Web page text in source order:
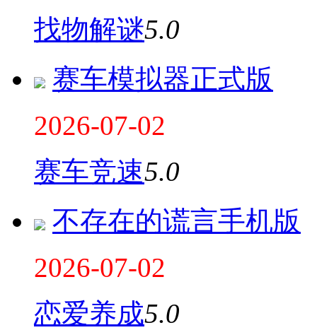
找物解谜5.0
赛车模拟器正式版
2026-07-02
赛车竞速5.0
不存在的谎言手机版
2026-07-02
恋爱养成5.0